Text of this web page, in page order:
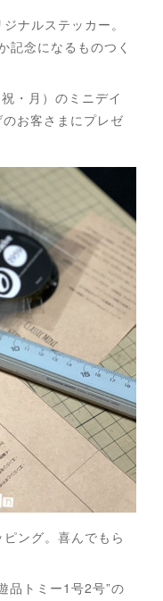
ナルステッカー。
記念になるものつく
・月）のミニデイ
お客さまにプレゼ
ング。喜んでもら
品トミー1号2号”の